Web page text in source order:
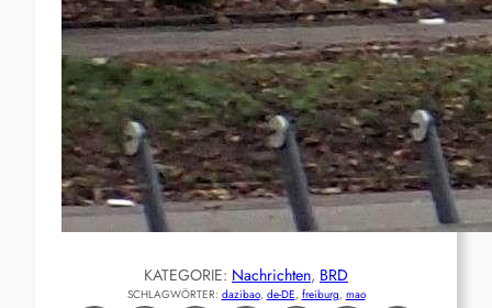
KATEGORIE: Nachrichten, BRD
SCHLAGWÖRTER: dazibao, de-DE, freiburg, mao